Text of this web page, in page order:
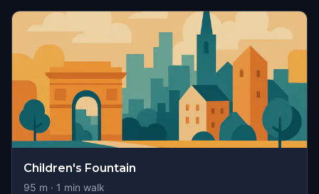
Children's Fountain
95 m · 1 min walk